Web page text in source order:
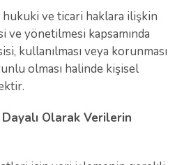
ve ticari haklara ilişkin
yönetilmesi kapsamında
kullanılması veya korunması
olması halinde kişisel
Olarak Verilerin